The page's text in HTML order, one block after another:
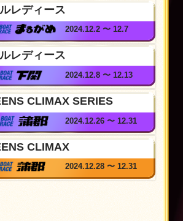
レディース
2024.12.2 〜 12.7
レディース
2024.12.8 〜 12.13
CLIMAX SERIES
2024.12.26 〜 12.31
CLIMAX
2024.12.28 〜 12.31